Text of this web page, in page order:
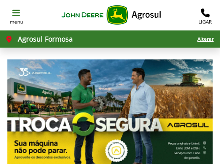
menu LIGAR
Agrosul Formosa Alterar